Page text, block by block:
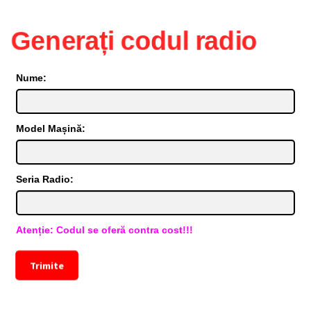
Generați codul radio
Nume:
Model Mașină:
Seria Radio:
Atenție: Codul se oferă contra cost!!!
Trimite